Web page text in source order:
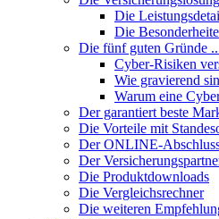
Die
Die
Die fünf guten Gründe
Cyber-Risiken
Wie gravierend
Warum eine
Der garantiert beste
Die Vorteile mit
Der ONLINE-
Der
Die Produktdownloads
Die Vergleichsrechner
Die weiteren